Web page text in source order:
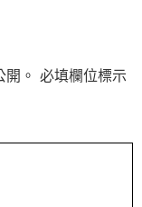
。 必填欄位標示